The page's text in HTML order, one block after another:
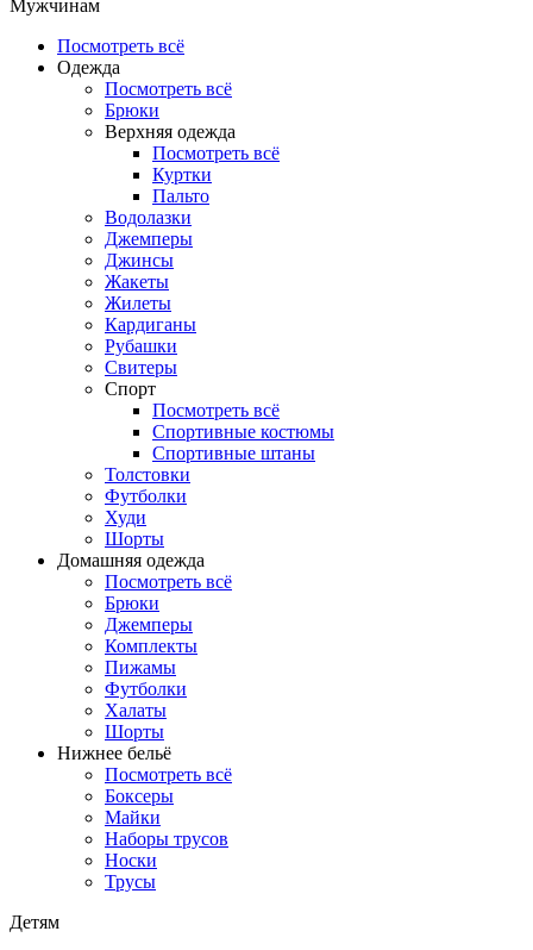
Мужчинам
Посмотреть всё
Одежда
Посмотреть всё
Брюки
Верхняя одежда
Посмотреть всё
Куртки
Пальто
Водолазки
Джемперы
Джинсы
Жакеты
Жилеты
Кардиганы
Рубашки
Свитеры
Спорт
Посмотреть всё
Спортивные костюмы
Спортивные штаны
Толстовки
Футболки
Худи
Шорты
Домашняя одежда
Посмотреть всё
Брюки
Джемперы
Комплекты
Пижамы
Футболки
Халаты
Шорты
Нижнее бельё
Посмотреть всё
Боксеры
Майки
Наборы трусов
Носки
Трусы
Детям